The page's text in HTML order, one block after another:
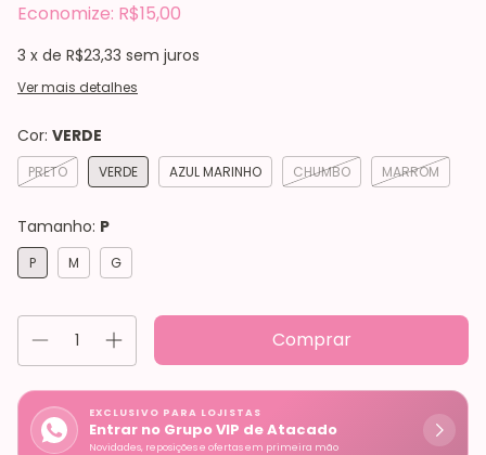
Economize: R$15,00
3 x de R$23,33 sem juros
Ver mais detalhes
Cor: VERDE
PRETO VERDE AZUL MARINHO CHUMBO MARROM
Tamanho: P
P M G
EXCLUSIVO PARA LOJISTAS
Entrar no Grupo VIP de Atacado
Novidades, reposições e ofertas em primeira mão